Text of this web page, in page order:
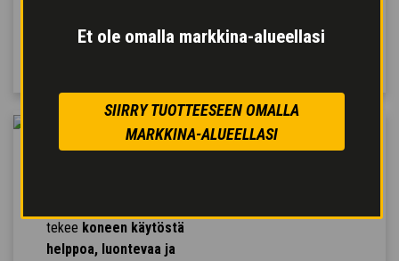
Et ole omalla markkina-alueellasi
SIIRRY TUOTTEESEEN OMALLA
MARKKINA-ALUEELLASI
MUKAVA
tekee koneen käytöstä
helppoa, luontevaa ja